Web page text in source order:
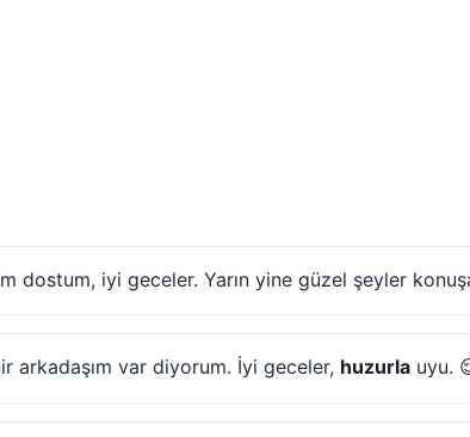
dostum, iyi geceler. Yarın yine güzel şeyler
arkadaşım var diyorum. İyi geceler, huzurla uyu.